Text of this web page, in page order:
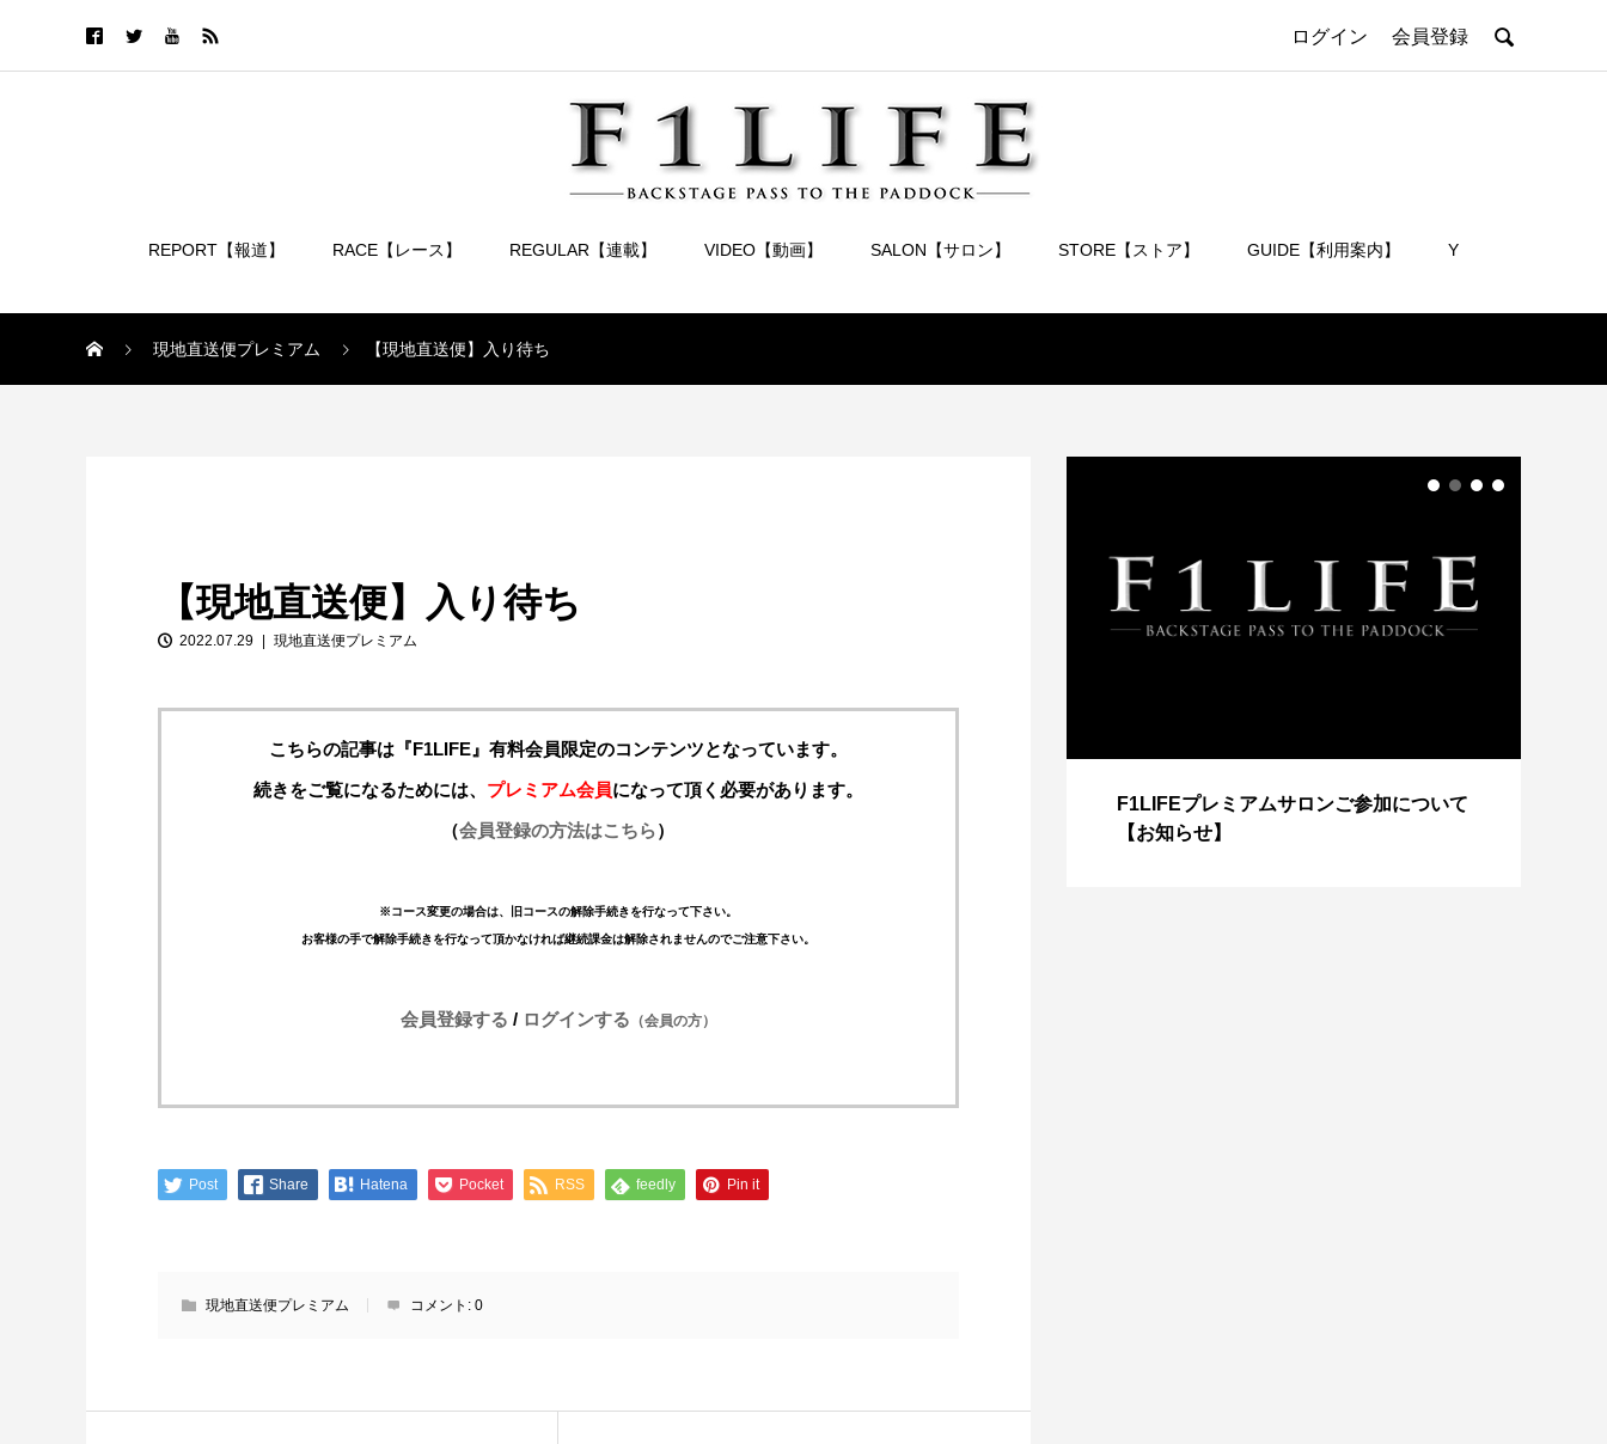
ログイン 会員登録 
REPORT【報道】 RACE【レース】 REGULAR【連載】 VIDEO【動画】 SALON【サロン】 STORE【ストア】 GUIDE【利用案内】 Y
現地直送便プレミアム 【現地直送便】入り待ち
【現地直送便】入り待ち
2022.07.29 現地直送便プレミアム
こちらの記事は『F1LIFE』有料会員限定のコンテンツとなっています。
続きをご覧になるためには、 プレミアム会員になって頂く必要があります。
（会員登録の方法はこちら）
※コース変更の場合は、旧コースの解除手続きを行なって下さい。
お客様の手で解除手続きを行なって頂かなければ継続課金は解除されませんのでご注意下さい。
会員登録する / ログインする （会員の方）
Post Share Hatena Pocket RSS feedly Pin it
現地直送便プレミアム コメント: 0
【特別企画】2026年ホンダの現在地
①「アストンマーティンとの交渉4...
【特別記事】レーシングブルズ、
F1LIFEプレミアムサロンご参加について
【お知らせ】